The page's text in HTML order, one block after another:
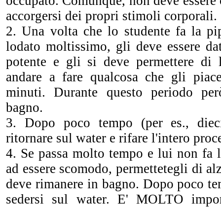
accorgersi dei propri stimoli corporali.
2. Una volta che lo studente fa la
lodato moltissimo, gli deve essere
potente e gli si deve permettere di
andare a fare qualcosa che gli
minuti. Durante questo periodo
bagno.
3. Dopo poco tempo (per es.,
ritornare sul water e rifare l'intero
4. Se passa molto tempo e lui non fa
ad essere scomodo, permettetegli di
deve rimanere in bagno. Dopo poco
sedersi sul water. E' MOLTO